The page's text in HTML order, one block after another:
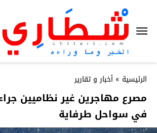
الرئيسية » أخبار و تقارير
مصرع مهاجرين غير نظاميين
في سواحل طرفاية